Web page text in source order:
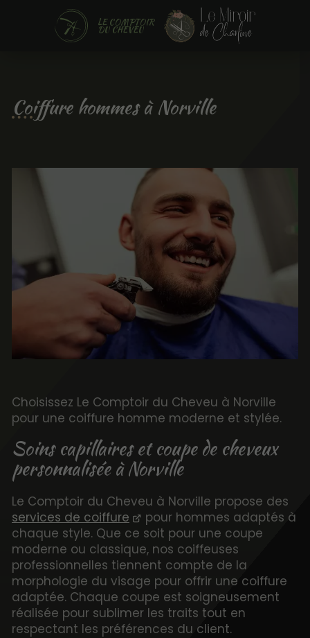
LE COMPTOIR
DU CHEVEU
Coiffure hommes à Norville
Choisissez Le Comptoir du Cheveu à Norville
pour une coiffure homme moderne et stylée.
Soins capillaires et coupe de cheveux
personnalisée à Norville
Le Comptoir du Cheveu à Norville propose des
services de coiffure
pour hommes adaptés à
chaque style. Que ce soit pour une coupe
moderne ou classique, nos coiffeuses
professionnelles tiennent compte de la
morphologie du visage pour offrir une coiffure
adaptée. Chaque coupe est soigneusement
réalisée pour sublimer les traits tout en
respectant les préférences du client.